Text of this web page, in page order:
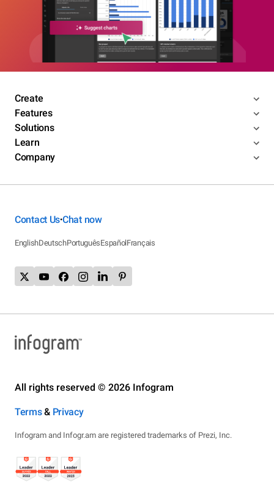
Create
Features
Solutions
Learn
Company
Contact Us•Chat now
EnglishDeutschPortuguêsEspañolFrançais
All rights reserved © 2026 Infogram
Terms& Privacy
Infogram and Infogr.am are registered trademarks of Prezi, Inc.